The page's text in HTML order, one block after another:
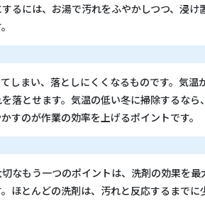
るには、お湯で汚れをふやかしつつ、浸け
しまい、落としにくくなるものです。気温
落とせます。気温の低い冬に掃除するなら
すのが作業の効率を上げるポイントです。
なもう一つのポイントは、洗剤の効果を最
ほとんどの洗剤は、汚れと反応するまでに